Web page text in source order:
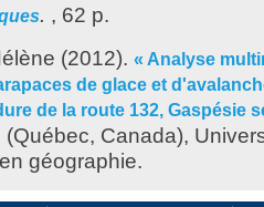
. , 62 p.
(2012). « Analyse
de glace et
de la route 132, Gaspésie
(Québec, Canada),
géographie.